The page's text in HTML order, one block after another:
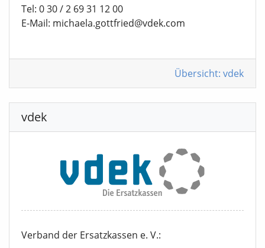
Tel: 0 30 / 2 69 31 12 00
E-Mail: michaela.gottfried@vdek.com
Übersicht: vdek
vdek
Verband der Ersatzkassen e. V.: